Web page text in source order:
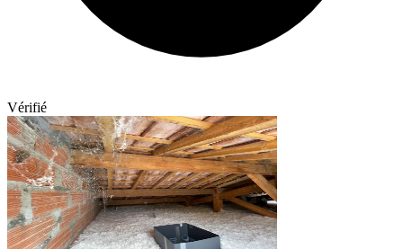
Vérifié